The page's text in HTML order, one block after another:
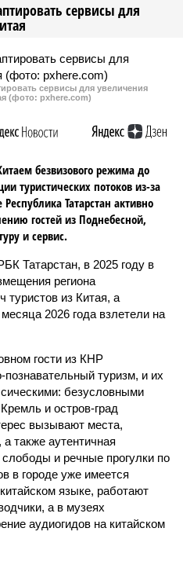
сервисы для
сервисы для увеличения
(фото: pxhere.com)
безвизового режима до
туристических потоков из-за
Татарстан активно
гостей из Поднебесной,
и сервис.
Татарстан, в 2025 году в
региона
туристов из Китая, а
2026 года взлетели на
гости из КНР
туризм, и их
безусловными
и остров-град
вызывают места,
также аутентичная
и речные прогулки по
в городе уже имеется
языке, работают
а в музеях
аудиогидов на китайском